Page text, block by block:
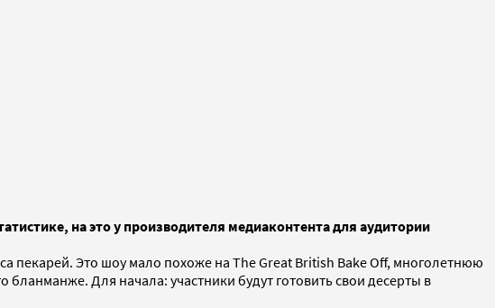
на это у производителя медиаконтента для аудитории
пекарей. Это шоу мало похоже на The Great British Bake Off, многолетнюю
Для начала: участники будут готовить свои десерты в